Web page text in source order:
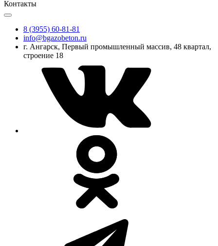
Контакты
8 (3955) 60-81-81
info@bgazobeton.ru
г. Ангарск, Первый промышленный массив, 48 квартал,
строение 18